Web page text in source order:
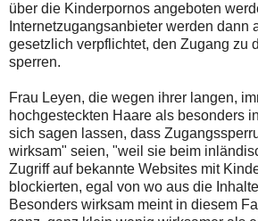
über die Kinderpornos angeboten
Internetzugangsanbieter werden dann
gesetzlich verpflichtet, den Zugang zu
sperren.
Frau Leyen, die wegen ihrer langen,
hochgesteckten Haare als besonders
sich sagen lassen, dass
wirksam" seien, "weil sie beim
Zugriff auf bekannte Websites mit
blockierten, egal von wo aus die
Besonders wirksam meint in diesem